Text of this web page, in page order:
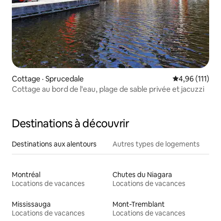
Cottage · Sprucedale Note
4,96 (111)
Cottage au bord de l'eau, plage de sable privée et jacuzzi
Destinations à découvrir
Destinations aux alentours Autres types de logements
Montréal
Locations de vacances
Chutes du Niagara
Locations de vacances
Mississauga
Locations de vacances
Mont-Tremblant
Locations de vacances